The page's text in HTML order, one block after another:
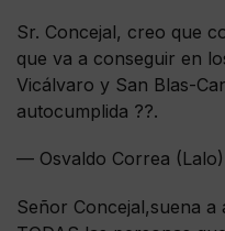
Sr. Concejal, creo que
que va a conseguir en
Vicálvaro y San Blas-
autocumplida ??.
— Osvaldo Correa (Lalo)
Señor Concejal,suena a